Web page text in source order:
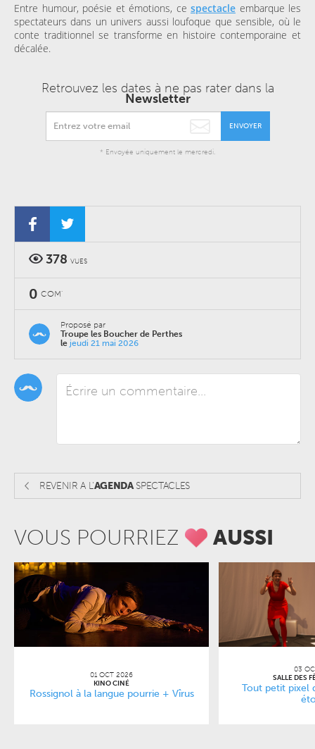
Entre humour, poésie et émotions, ce spectacle embarque les
spectateurs dans un univers aussi loufoque que sensible, où le
conte traditionnel se transforme en histoire contemporaine et
décalée.
Retrouvez les dates à ne pas rater dans la
Newsletter
ENVOYER
* Envoyée uniquement le mercredi.
378 VUES
0 COM'
Proposé par
Troupe les Boucher de Perthes
le jeudi 21 mai 2026
REVENIR A L'AGENDASPECTACLES
VOUS POURRIEZ AUSSI
01 OCT 2026
KINO CINÉ
Rossignol à la langue pourrie + Vîrus
03
SALLE DES
Tout petit pixel